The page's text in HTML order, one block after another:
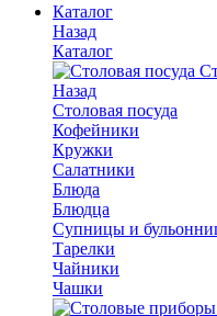
Каталог
Назад
Каталог
Назад
Столовая посуда
Кофейники
Кружки
Салатники
Блюда
Блюдца
Супницы и
Тарелки
Чайники
Чашки